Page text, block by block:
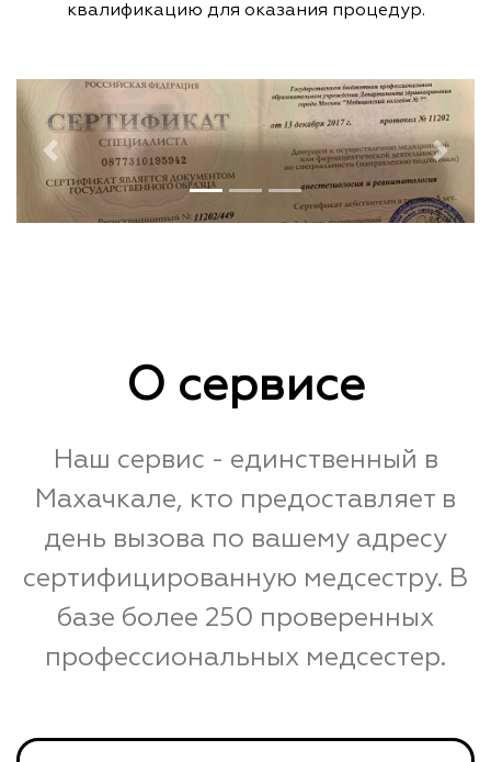
квалификацию для оказания процедур.
Previous Next
О сервисе
Наш сервис - единственный в
Махачкале, кто предоставляет в
день вызова по вашему адресу
сертифицированную медсестру. В
базе более 250 проверенных
профессиональных медсестер.